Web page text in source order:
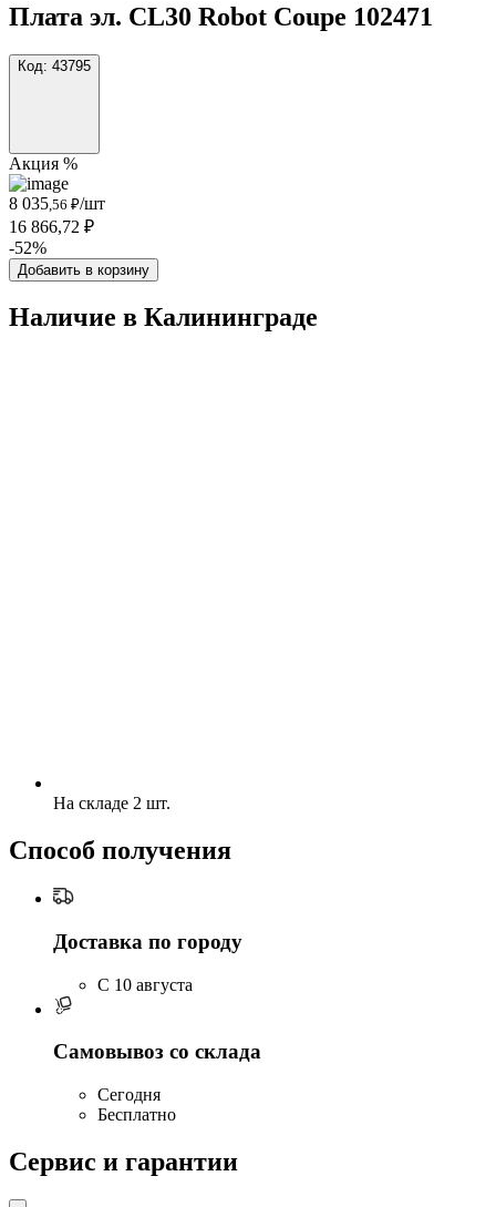
Плата эл. CL30 Robot Coupe 102471
Код: 43795
Акция %
8 035 ,56 ₽/шт
16 866,72 ₽
-52%
Добавить в корзину
Наличие в Калининградe
На складе 2 шт.
Способ получения
Доставка по городу
C 10 августа
Самовывоз со склада
Сегодня
Бесплатно
Сервис и гарантии